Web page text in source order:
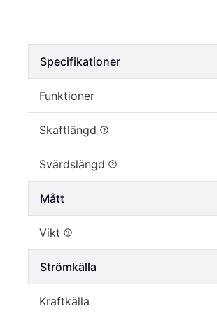
Specifikationer
Funktioner
Skaftlängd
Svärdslängd
Mått
Vikt
Strömkälla
Kraftkälla